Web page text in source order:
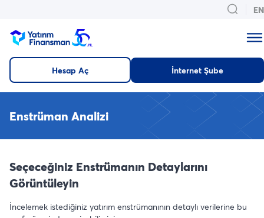
EN
Hesap Aç İnternet Şube
Enstrüman Analizi
Seçeceğiniz Enstrümanın Detaylarını
Görüntüleyin
İncelemek istediğiniz yatırım enstrümanının detaylı verilerine bu